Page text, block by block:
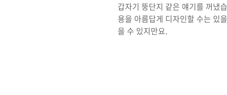
갑자기 뚱단지 같은 얘기를 꺼냈
용을 아름답게 디자인할 수는 있
을 수 있지만요.